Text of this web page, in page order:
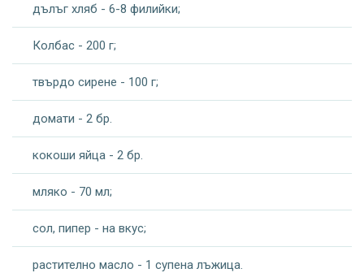
дълъг хляб - 6-8 филийки;
Колбас - 200 г;
твърдо сирене - 100 г;
домати - 2 бр.
кокоши яйца - 2 бр.
мляко - 70 мл;
сол, пипер - на вкус;
растително масло - 1 супена лъжица.